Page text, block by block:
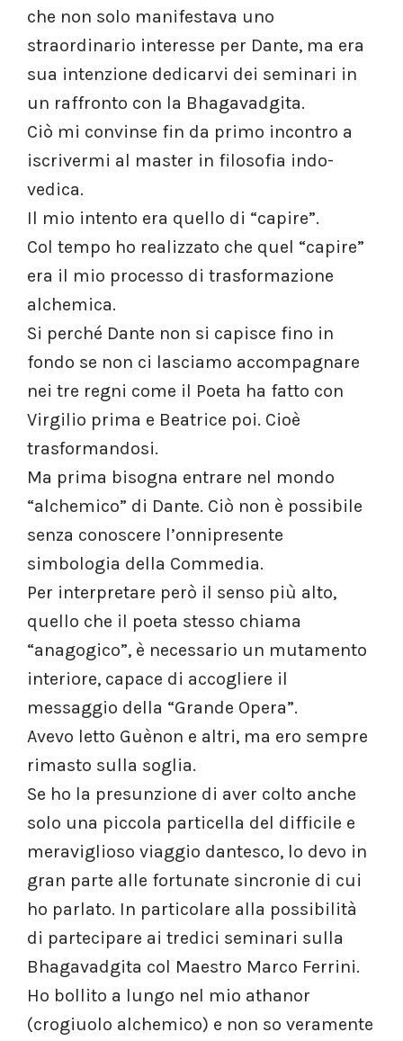
che non solo manifestava uno
straordinario interesse per Dante, ma era
sua intenzione dedicarvi dei seminari in
un raffronto con la Bhagavadgita.
Ciò mi convinse fin da primo incontro a
iscrivermi al master in filosofia indo-
vedica.
Il mio intento era quello di “capire”.
Col tempo ho realizzato che quel “capire”
era il mio processo di trasformazione
alchemica.
Si perché Dante non si capisce fino in
fondo se non ci lasciamo accompagnare
nei tre regni come il Poeta ha fatto con
Virgilio prima e Beatrice poi. Cioè
trasformandosi.
Ma prima bisogna entrare nel mondo
“alchemico” di Dante. Ciò non è possibile
senza conoscere l’onnipresente
simbologia della Commedia.
Per interpretare però il senso più alto,
quello che il poeta stesso chiama
“anagogico”, è necessario un mutamento
interiore, capace di accogliere il
messaggio della “Grande Opera”.
Avevo letto Guènon e altri, ma ero sempre
rimasto sulla soglia.
Se ho la presunzione di aver colto anche
solo una piccola particella del difficile e
meraviglioso viaggio dantesco, lo devo in
gran parte alle fortunate sincronie di cui
ho parlato. In particolare alla possibilità
di partecipare ai tredici seminari sulla
Bhagavadgita col Maestro Marco Ferrini.
Ho bollito a lungo nel mio athanor
(crogiuolo alchemico) e non so veramente